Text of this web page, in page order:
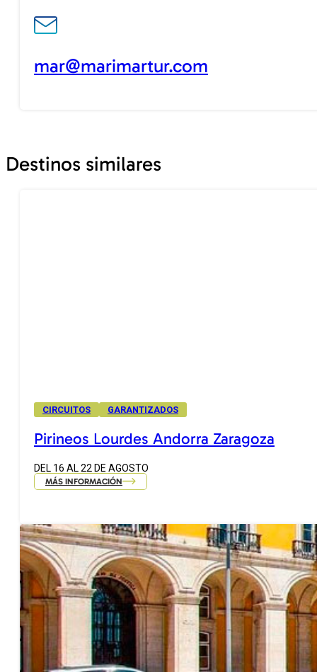
mar@marimartur.com
Destinos similares
CIRCUITOS GARANTIZADOS
Pirineos Lourdes Andorra Zaragoza
DEL 16 AL 22 DE AGOSTO
MÁS INFORMACIÓN